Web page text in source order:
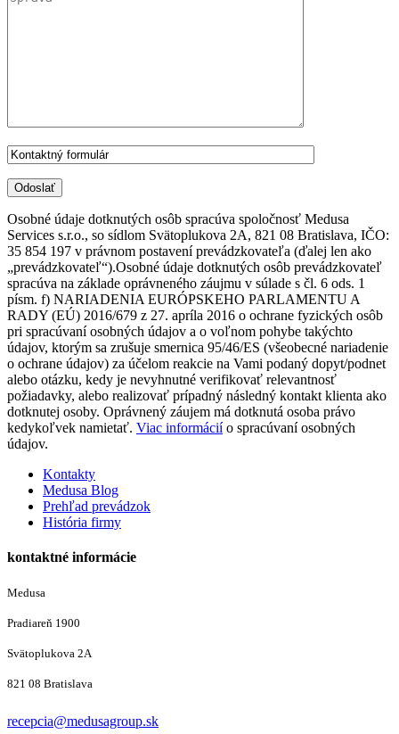
Osobné údaje dotknutých osôb spracúva spoločnosť Medusa
Services s.r.o., so sídlom Svätoplukova 2A, 821 08 Bratislava, IČO:
35 854 197 v právnom postavení prevádzkovateľa (ďalej len ako
„prevádzkovateľ“).Osobné údaje dotknutých osôb prevádzkovateľ
spracúva na základe oprávneného záujmu v súlade s čl. 6 ods. 1
písm. f) NARIADENIA EURÓPSKEHO PARLAMENTU A
RADY (EÚ) 2016/679 z 27. apríla 2016 o ochrane fyzických osôb
pri spracúvaní osobných údajov a o voľnom pohybe takýchto
údajov, ktorým sa zrušuje smernica 95/46/ES (všeobecné nariadenie
o ochrane údajov) za účelom reakcie na Vami podaný dopyt/podnet
alebo otázku, kedy je nevyhnutné verifikovať relevantnosť
požiadavky, alebo realizovať prípadný následný kontakt klienta ako
dotknutej osoby. Oprávnený záujem má dotknutá osoba právo
kedykoľvek namietať. Viac informáciío spracúvaní osobných
údajov.
Kontakty
Medusa Blog
Prehľad prevádzok
História firmy
kontaktné informácie
Medusa
Pradiareň 1900
Svätoplukova 2A
821 08 Bratislava
recepcia@medusagroup.sk